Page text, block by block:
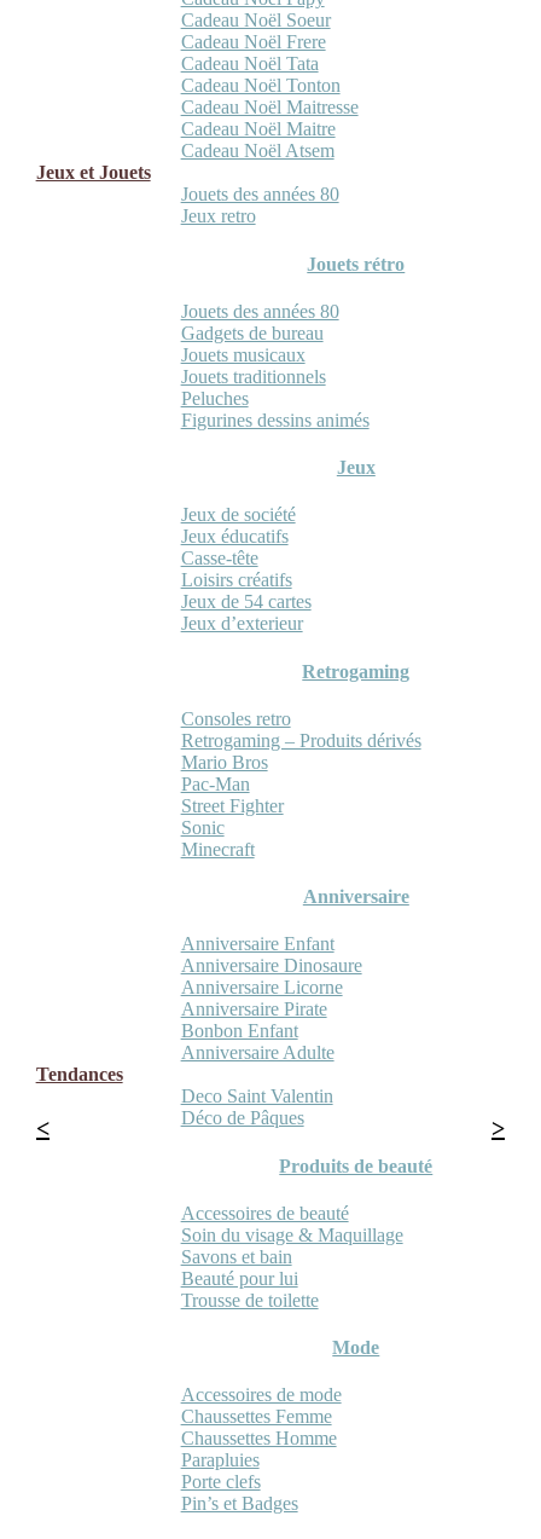
Cadeau Noël Soeur
Cadeau Noël Frere
Cadeau Noël Tata
Cadeau Noël Tonton
Cadeau Noël Maitresse
Cadeau Noël Maitre
Cadeau Noël Atsem
Jeux et Jouets
Jouets des années 80
Jeux retro
Jouets rétro
Jouets des années 80
Gadgets de bureau
Jouets musicaux
Jouets traditionnels
Peluches
Figurines dessins animés
Jeux
Jeux de société
Jeux éducatifs
Casse-tête
Loisirs créatifs
Jeux de 54 cartes
Jeux d’exterieur
Retrogaming
Consoles retro
Retrogaming – Produits dérivés
Mario Bros
Pac-Man
Street Fighter
Sonic
Minecraft
Anniversaire
Anniversaire Enfant
Anniversaire Dinosaure
Anniversaire Licorne
Anniversaire Pirate
Bonbon Enfant
Anniversaire Adulte
Tendances
Deco Saint Valentin
Déco de Pâques
Produits de beauté
Accessoires de beauté
Soin du visage & Maquillage
Savons et bain
Beauté pour lui
Trousse de toilette
Mode
Accessoires de mode
Chaussettes Femme
Chaussettes Homme
Parapluies
Porte clefs
Pin’s et Badges